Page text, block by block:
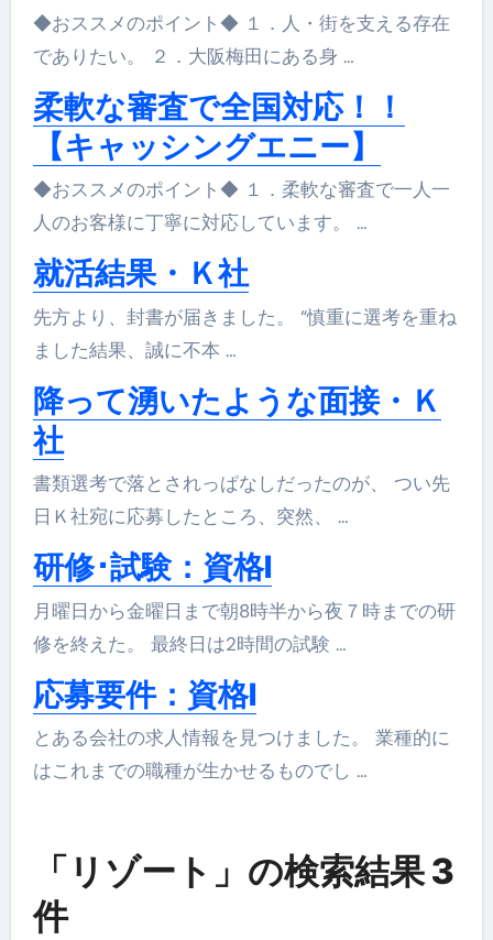
◆おススメのポイント◆ １．人・街を支える存在
でありたい。 ２．大阪梅田にある身 …
柔軟な審査で全国対応！！
【キャッシングエニー】
◆おススメのポイント◆ １．柔軟な審査で一人一
人のお客様に丁寧に対応しています。 …
就活結果・Ｋ社
先方より、封書が届きました。 “慎重に選考を重ね
ました結果、誠に不本 …
降って湧いたような面接・Ｋ
社
書類選考で落とされっぱなしだったのが、 つい先
日Ｋ社宛に応募したところ、突然、 …
研修･試験：資格I
月曜日から金曜日まで朝8時半から夜７時までの研
修を終えた。 最終日は2時間の試験 …
応募要件：資格I
とある会社の求人情報を見つけました。 業種的に
はこれまでの職種が生かせるものでし …
「リゾート」の検索結果 3
件